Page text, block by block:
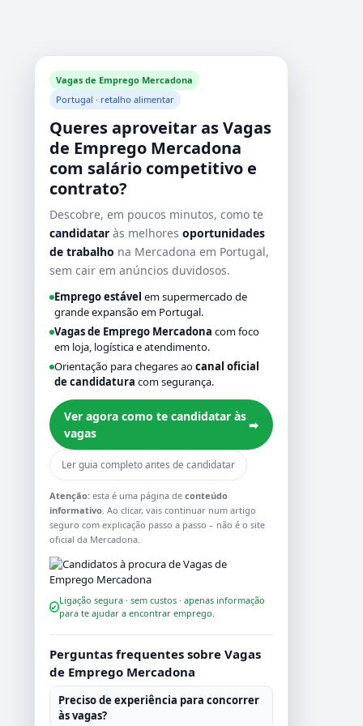
Vagas de Emprego Mercadona
Portugal · retalho alimentar
Queres aproveitar asVagas
de Emprego Mercadona
com salário competitivo e
contrato?
Descobre, em poucos minutos, como te
candidatar às melhores oportunidades
de trabalho na Mercadona em Portugal,
sem cair em anúncios duvidosos.
Emprego estável em supermercado de
grande expansão em Portugal.
Vagas de Emprego Mercadona com foco
em loja, logística e atendimento.
Orientação para chegares aocanal oficial
de candidatura com segurança.
Ver agora como te candidatar às
vagas
➡
Ler guia completo antes de candidatar
Atenção: esta é uma página de conteúdo
informativo. Ao clicar, vais continuar num artigo
seguro com explicação passo a passo – não é o site
oficial da Mercadona.
✔
Ligação segura · sem custos · apenas informação
para te ajudar a encontrar emprego.
Perguntas frequentes sobre Vagas
de Emprego Mercadona
Preciso de experiência para concorrer
às vagas?